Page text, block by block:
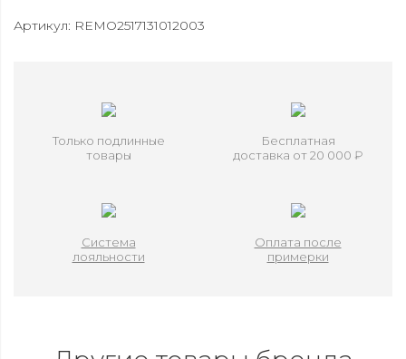
Артикул: REMO2517131012003
Только подлинные
товары
Бесплатная
доставка от 20 000 ₽
Система
лояльности
Оплата после
примерки